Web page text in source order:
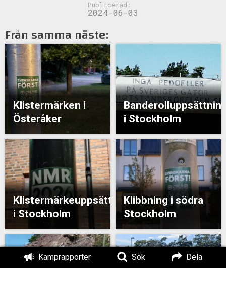
Kamprapporter Sök Dela
Publicerad:
2024-06-03
Från samma näste:
Klistermärken i
Österåker
i Stockholm
Klistermärkeuppsättning
i Stockholm
Klibbning i södra
Stockholm